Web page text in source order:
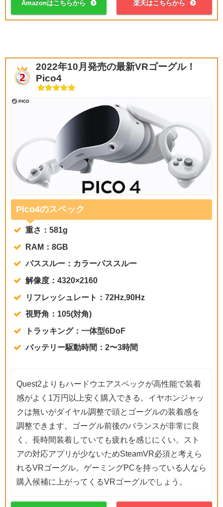
Amazonはこちらから 楽天はこちらから
2022年10月発売の最新VRゴーグル！
Pico4
Pico4のスペック
重さ：581g
RAM：8GB
パススルー：カラーパススルー
解像度：4320×2160
リフレッシュレート：72Hz,90Hz
視野角：105(対角)
トラッキング：一体型6DoF
バッテリー駆動時間：2〜3時間
Quest2よりもハードウエアスペックが高性能で装着
感がよく1万円以上安く購入できる。イヤホンジャッ
クは無いがダイヤル調整で頭とゴーグルの装着感を
調整できます。ゴーグル前後のバランスが非常に良
く、長時間装着していても疲れを感じにくい。スト
アの対応アプリが少ないためSteamVR必須と考えら
れるVRゴーグル。ゲーミングPCを持っている人なら
購入候補に上がってくるVRゴーグルでしょう。